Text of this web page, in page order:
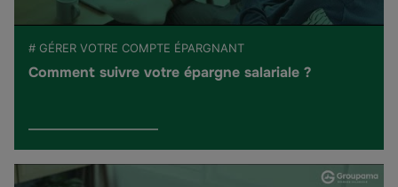
# GÉRER VOTRE COMPTE ÉPARGNANT
Comment suivre votre épargne salariale ?